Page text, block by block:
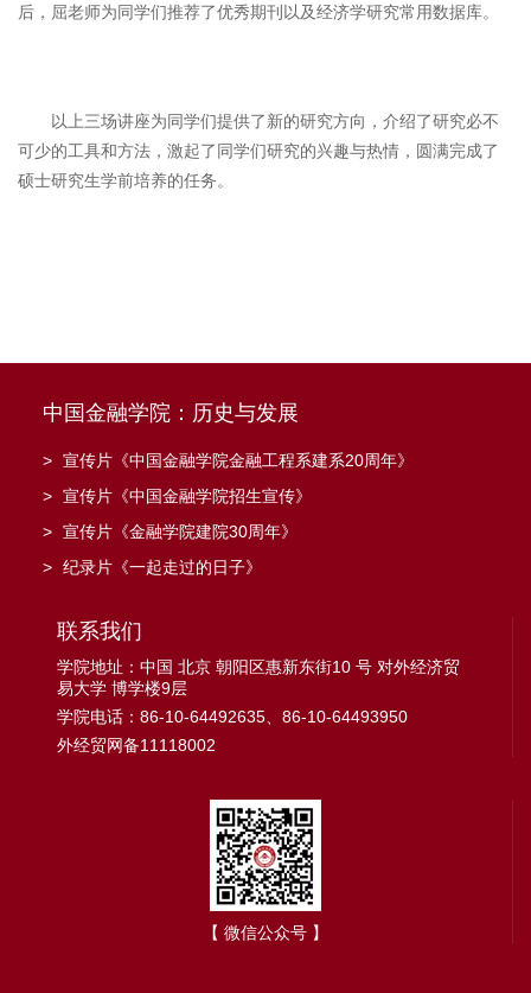
后，屈老师为同学们推荐了优秀期刊以及经济学研究常用数据库。
以上三场讲座为同学们提供了新的研究方向，介绍了研究必不
可少的工具和方法，激起了同学们研究的兴趣与热情，圆满完成了
硕士研究生学前培养的任务。
中国金融学院：历史与发展
> 宣传片《中国金融学院金融工程系建系20周年》
> 宣传片《中国金融学院招生宣传》
> 宣传片《金融学院建院30周年》
> 纪录片《一起走过的日子》
联系我们
学院地址：中国 北京 朝阳区惠新东街10 号 对外经济贸
易大学 博学楼9层
学院电话：86-10-64492635、86-10-64493950
外经贸网备11118002
【 微信公众号 】